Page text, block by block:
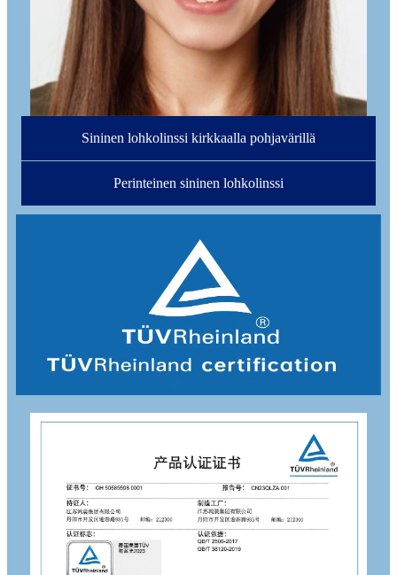
Sininen lohkolinssi kirkkaalla pohjavärillä
Perinteinen sininen lohkolinssi